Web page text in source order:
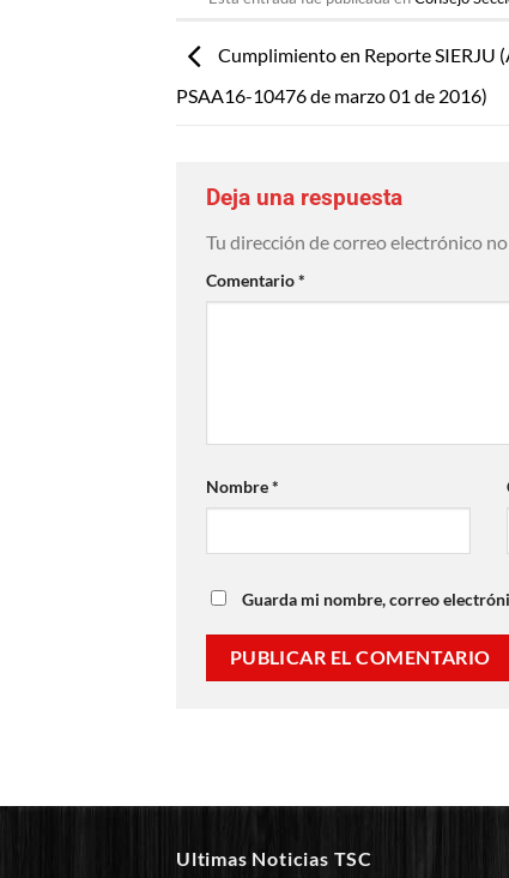
Cumplimiento en Reporte SIERJU
PSAA16-10476 de marzo 01 de 2016)
Deja una respuesta
Tu dirección de correo electrónico
Comentario*
Nombre*
Guarda mi nombre, correo
Ultimas Noticias TSC